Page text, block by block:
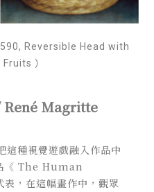
Reversible Head with
）
René Magritte
種視覺遊戲融入作品中
《 The Human
，在這幅畫作中，觀眾